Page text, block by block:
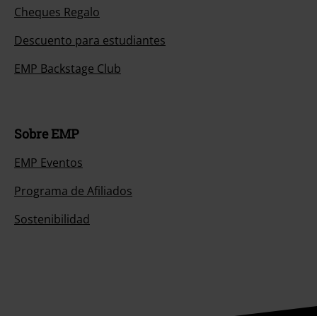
Cheques Regalo
Descuento para estudiantes
EMP Backstage Club
Sobre EMP
EMP Eventos
Programa de Afiliados
Sostenibilidad